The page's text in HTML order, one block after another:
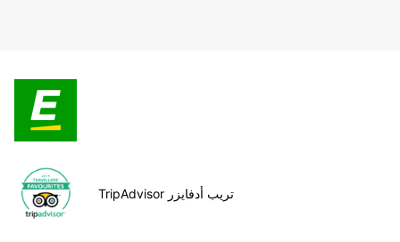
TripAdvisor تريب أدفايزر